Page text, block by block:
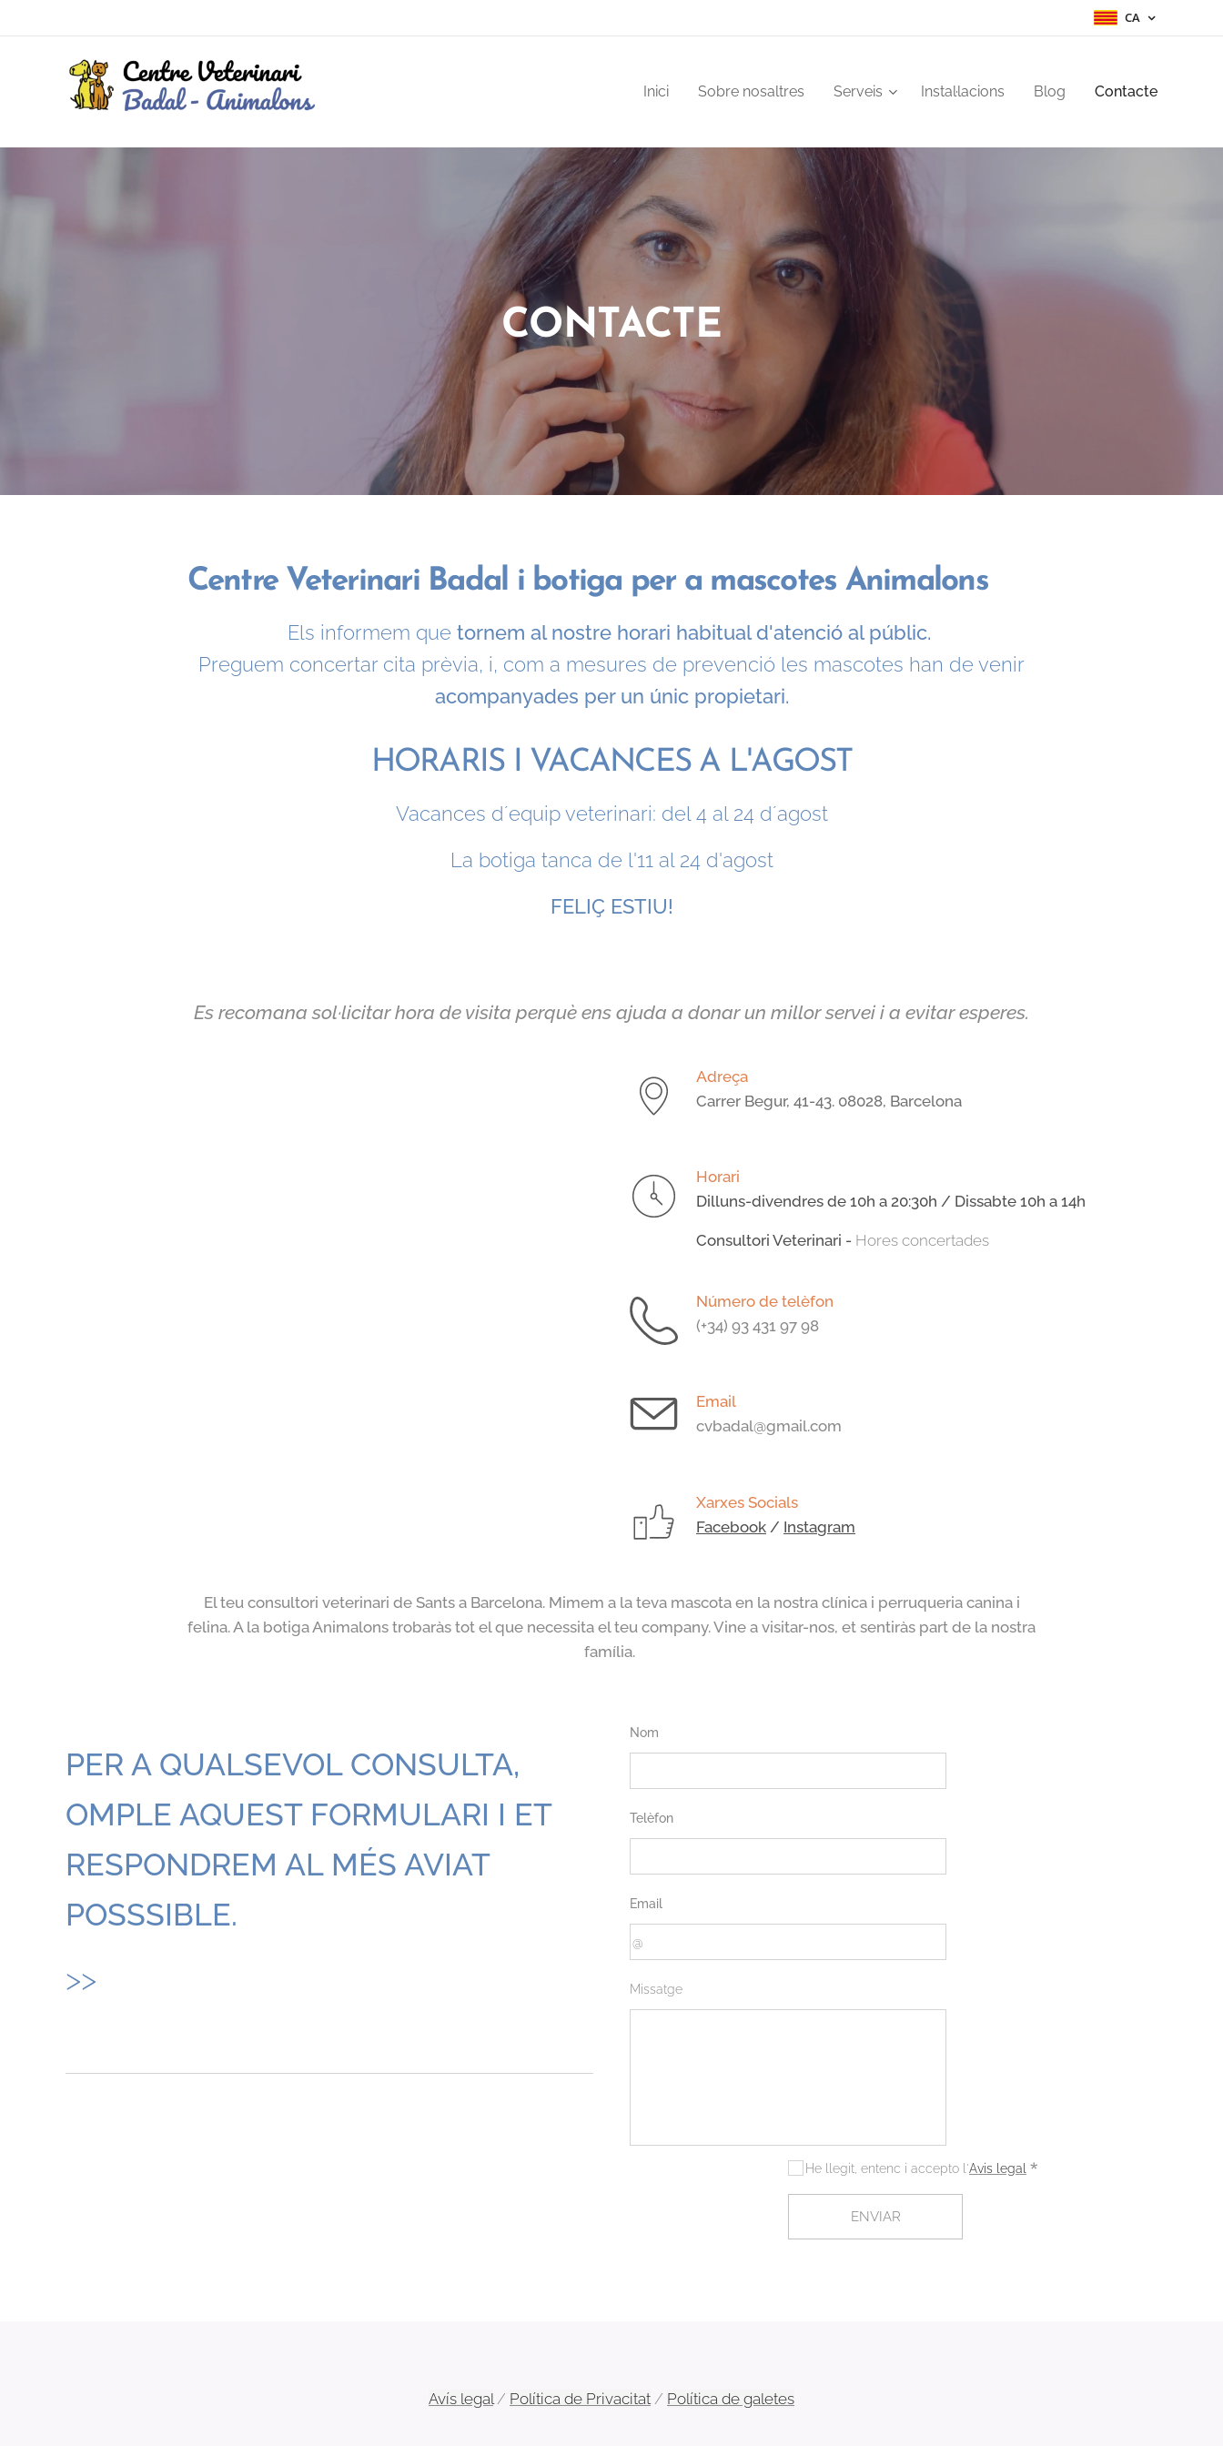
CA
Inici Sobre nosaltres Serveis Instal·lacions Blog Contacte
CONTACTE
Centre Veterinari Badal i botiga per a mascotes Animalons
Els informem que tornem al nostre horari habitual d'atenció al públic.
Preguem concertar cita prèvia, i, com a mesures de prevenció les mascotes han de venir
acompanyades per un únic propietari.
HORARIS I VACANCES A L'AGOST
Vacances d´equip veterinari: del 4 al 24 d´agost
La botiga tanca de l'11 al 24 d'agost
FELIÇ ESTIU!
Es recomana sol·licitar hora de visita perquè ens ajuda a donar un millor servei i a evitar esperes.
Adreça
Carrer Begur, 41-43. 08028, Barcelona
Horari
Dilluns-divendres de 10h a 20:30h / Dissabte 10h a 14h
Consultori Veterinari - Hores concertades
Número de telèfon
(+34) 93 431 97 98
Email
cvbadal@gmail.com
Xarxes Socials
Facebook / Instagram
El teu consultori veterinari de Sants a Barcelona. Mimem a la teva mascota en la nostra clínica i perruqueria canina i
felina. A la botiga Animalons trobaràs tot el que necessita el teu company. Vine a visitar-nos, et sentiràs part de la nostra
família.
PER A QUALSEVOL CONSULTA,
OMPLE AQUEST FORMULARI I ET
RESPONDREM AL MÉS AVIAT
POSSSIBLE.
>>
Nom
Telèfon
Email
Missatge
He llegit, entenc i accepto l'Avis legal
ENVIAR
Avís legal / Política de Privacitat / Política de galetes